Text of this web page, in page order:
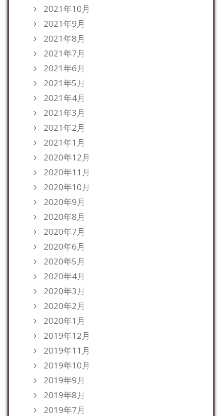
2021年10月
2021年9月
2021年8月
2021年7月
2021年6月
2021年5月
2021年4月
2021年3月
2021年2月
2021年1月
2020年12月
2020年11月
2020年10月
2020年9月
2020年8月
2020年7月
2020年6月
2020年5月
2020年4月
2020年3月
2020年2月
2020年1月
2019年12月
2019年11月
2019年10月
2019年9月
2019年8月
2019年7月